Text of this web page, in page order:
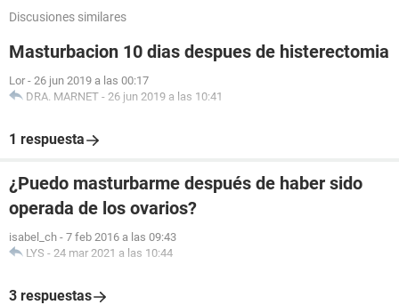
Discusiones similares
Masturbacion 10 dias despues de histerectomia
Lor - 26 jun 2019 a las 00:17
DRA. MARNET - 26 jun 2019 a las 10:41
1 respuesta
¿Puedo masturbarme después de haber sido
operada de los ovarios?
isabel_ch - 7 feb 2016 a las 09:43
LYS - 24 mar 2021 a las 10:44
3 respuestas